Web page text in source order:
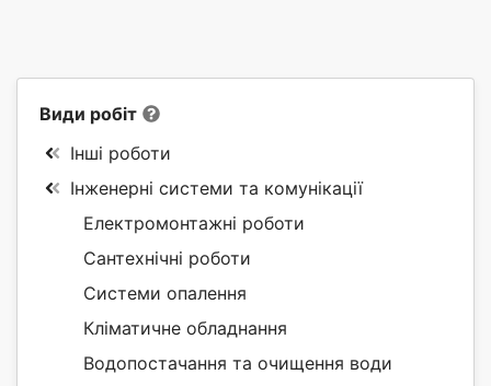
Види робіт
Інші роботи
Інженерні системи та комунікації
Електромонтажні роботи
Сантехнічні роботи
Системи опалення
Кліматичне обладнання
Водопостачання та очищення води